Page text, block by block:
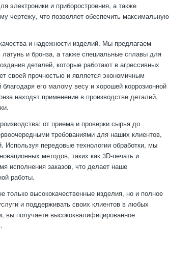
электроники и приборостроения, а также
чертежу, что позволяет обеспечить максимальную
и надежности изделий. Мы предлагаем
и бронза, а также специальные сплавы для
деталей, которые работают в агрессивных
своей прочностью и является экономичным
его малому весу и хорошей коррозионной
находят применение в производстве деталей,
от приема и проверки сырья до
требованиями для наших клиентов,
передовые технологии обработки, мы
методов, таких как 3D-печать и
исполнения заказов, что делает наше
работы.
высококачественные изделия, но и полное
и поддерживать своих клиентов в любых
вы получаете высококвалифицированное